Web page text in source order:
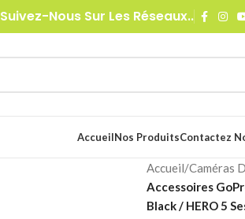
Suivez-Nous Sur Les Réseaux..
AccueilNos ProduitsContactez
Accueil/Caméras
Accessoires
Black / HERO 5